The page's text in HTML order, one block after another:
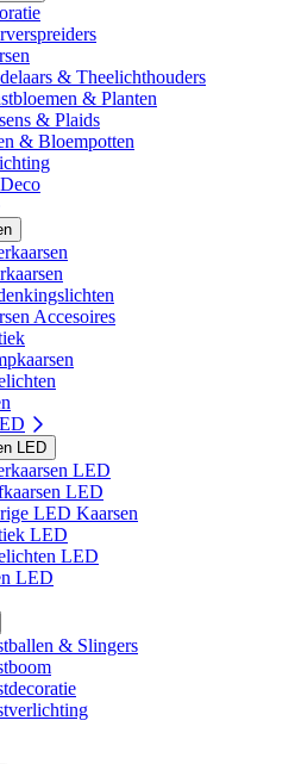
& Theelichthouders
& Planten
& Plaids
& Bloempotten
Accesoires
LED
LED
LED
LED Kaarsen
LED
LED
LED
& Slingers